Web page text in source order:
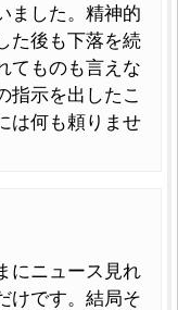
ました。精神的
た後も下落を続
てものも言えな
指示を出したこ
は何も頼りませ
にニュース見れ
けです。結局そ